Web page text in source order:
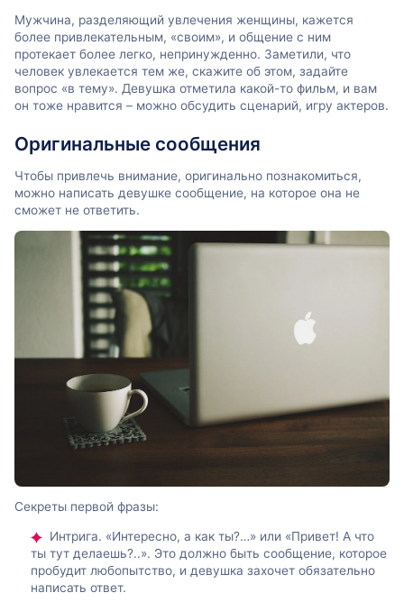
Мужчина, разделяющий увлечения женщины, кажется
более привлекательным, «своим», и общение с ним
протекает более легко, непринужденно. Заметили, что
человек увлекается тем же, скажите об этом, задайте
вопрос «в тему». Девушка отметила какой-то фильм, и вам
он тоже нравится – можно обсудить сценарий, игру актеров.
Оригинальные сообщения
Чтобы привлечь внимание, оригинально познакомиться,
можно написать девушке сообщение, на которое она не
сможет не ответить.
Секреты первой фразы:
Интрига. «Интересно, а как ты?…» или «Привет! А что
ты тут делаешь?..». Это должно быть сообщение, которое
пробудит любопытство, и девушка захочет обязательно
написать ответ.